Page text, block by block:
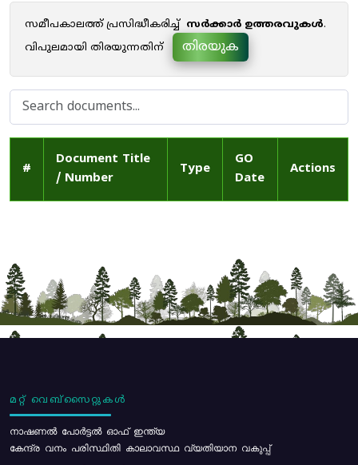
സമീപകാലത്ത് പ്രസിദ്ധീകരിച്ച് സർക്കാർ ഉത്തരവുകൾ.
വിപുലമായി തിരയുന്നതിന്
തിരയുക
#
Document Title
/ Number
Type
GO
Date
Actions
മറ്റ് വെബ്സൈറ്റുകൾ
നാഷണൽ പോർട്ടൽ ഓഫ് ഇന്ത്യ
കേന്ദ്ര വനം പരിസ്ഥിതി കാലാവസ്ഥ വ്യതിയാന വകുപ്പ്